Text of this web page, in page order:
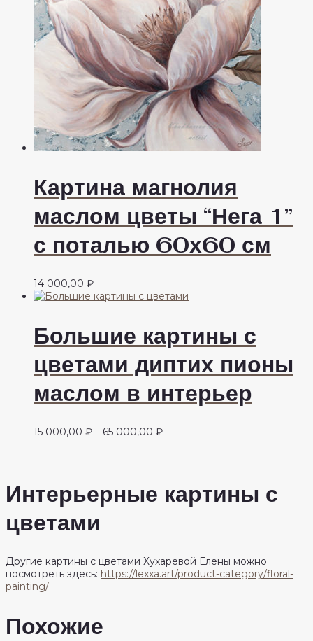
Картина магнолия
маслом цветы “Нега 1”
с поталью 60х60 см
14 000,00 ₽
Большие картины с
цветами диптих пионы
маслом в интерьер
15 000,00 ₽ – 65 000,00 ₽Диапазон
65
000,00 ₽
Интерьерные картины с
цветами
Другие картины с цветами Хухаревой Елены можно
посмотреть здесь: https://lexxa.art/product-category/floral-
painting/
Похожие